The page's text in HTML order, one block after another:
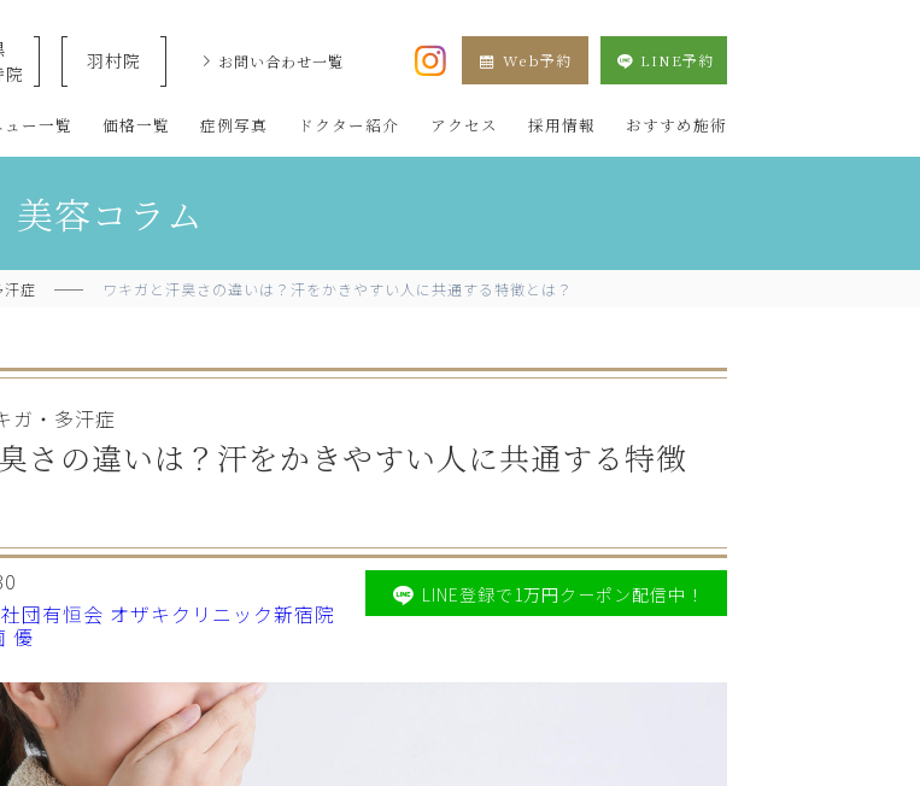
整形・美容外科・美容皮膚科のオザキクリニックLUXE 新宿院（目黒祐天寺・羽村） OZAKI CLINIC
院
羽村院 お問い合わせ一覧 Web予約 LINE予約
ー一覧 価格一覧 症例写真 ドクター紹介 アクセス 採用情報 おすすめ施術
美容コラム
汗症 ワキガと汗臭さの違いは？汗をかきやすい人に共通する特徴とは？
ガ・多汗症
さの違いは？汗をかきやすい人に共通する特徴
団有恒会 オザキクリニック新宿院
優
LINE登録で1万円クーポン配信中！